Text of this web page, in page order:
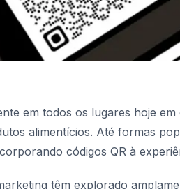
em todos os lugares hoje
alimentícios. Até formas
códigos QR à
têm explorado